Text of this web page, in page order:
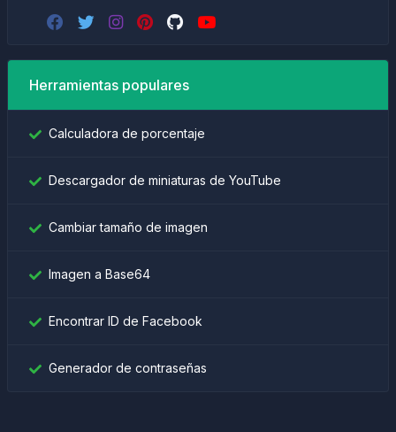
Herramientas populares
Calculadora de porcentaje
Descargador de miniaturas de YouTube
Cambiar tamaño de imagen
Imagen a Base64
Encontrar ID de Facebook
Generador de contraseñas